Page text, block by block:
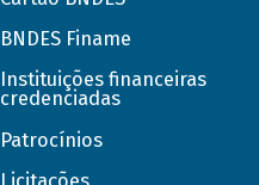
BNDES Finame
Instituições financeiras
credenciadas
Patrocínios
Licitações